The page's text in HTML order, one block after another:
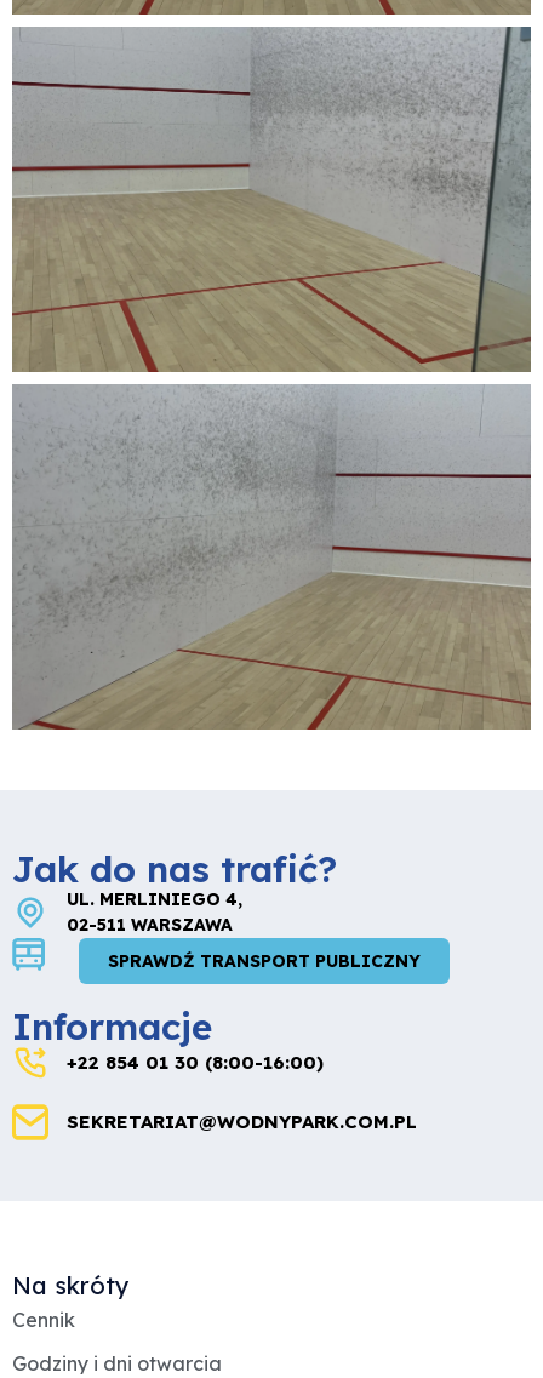
Jak do nas trafić?
UL. MERLINIEGO 4,
02-511 WARSZAWA
SPRAWDŹ TRANSPORT PUBLICZNY
Informacje
+22 854 01 30 (8:00-16:00)
SEKRETARIAT@WODNYPARK.COM.PL
Na skróty
Cennik
Godziny i dni otwarcia